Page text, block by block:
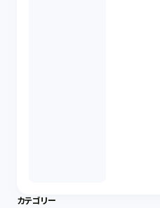
カテゴリー